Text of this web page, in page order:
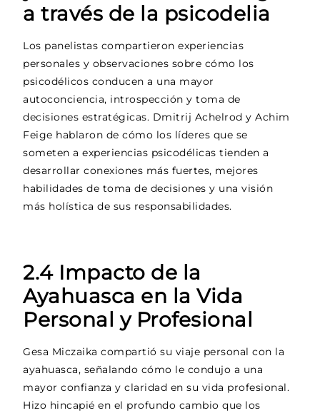
a través de la psicodelia
Los panelistas compartieron experiencias
personales y observaciones sobre cómo los
psicodélicos conducen a una mayor
autoconciencia, introspección y toma de
decisiones estratégicas. Dmitrij Achelrod y Achim
Feige hablaron de cómo los líderes que se
someten a experiencias psicodélicas tienden a
desarrollar conexiones más fuertes, mejores
habilidades de toma de decisiones y una visión
más holística de sus responsabilidades.
2.4 Impacto de la
Ayahuasca en la Vida
Personal y Profesional
Gesa Miczaika compartió su viaje personal con la
ayahuasca, señalando cómo le condujo a una
mayor confianza y claridad en su vida profesional.
Hizo hincapié en el profundo cambio que los